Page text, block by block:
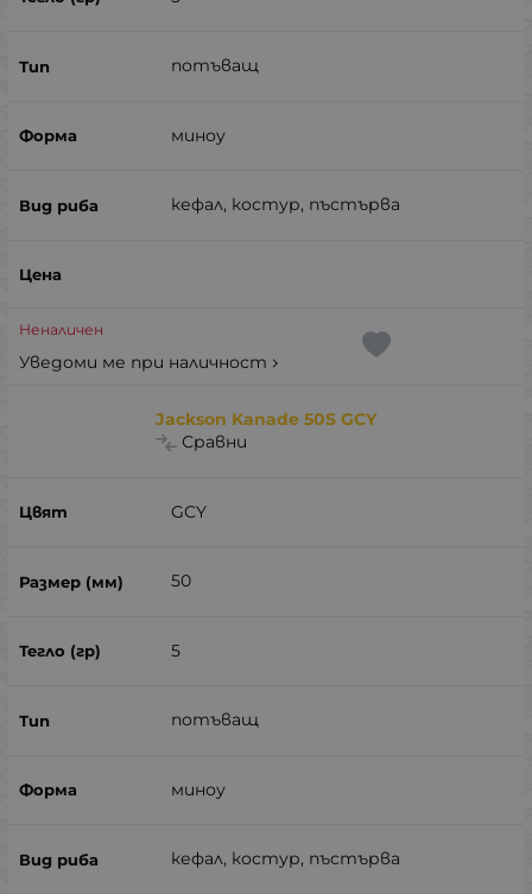
потъващ
миноу
кефал, костур, пъстърва
Неналичен
Уведоми ме при наличност
Jackson Kanade 50S GCY
Сравни
GCY
50
5
потъващ
миноу
кефал, костур, пъстърва